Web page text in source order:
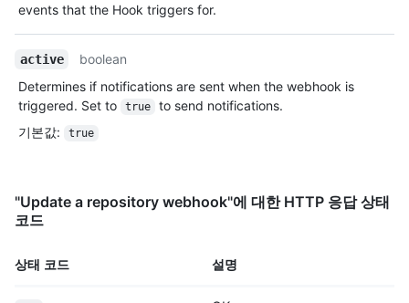
events that the Hook triggers for.
active
boolean
Determines if notifications are sent when the webhook is
triggered. Set to
true
to send notifications.
기본값: true
"Update a repository webhook"에 대한 HTTP 응답 상태
코드
상태 코드 설명